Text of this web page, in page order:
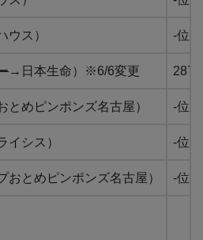
ウス） -位
→日本生命）※6/6変更 287
とめピンポンズ名古屋） -位
イシス） -位
おとめピンポンズ名古屋） -位